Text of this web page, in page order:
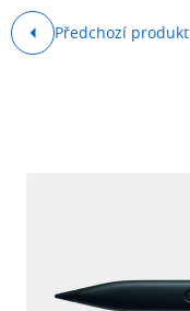
Předchozí produkt